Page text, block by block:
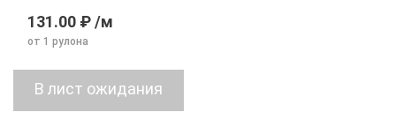
131.00 ₽ /м
от 1 рулона